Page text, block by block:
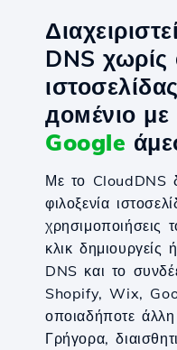
DNS χωρίς
домένιο με
Google
Με το CloudDNS
φιλοξενία
κλικ δημιουργείς
DNS και το
Shopify, Wix,
οποιαδήποτε
Γρήγορα,